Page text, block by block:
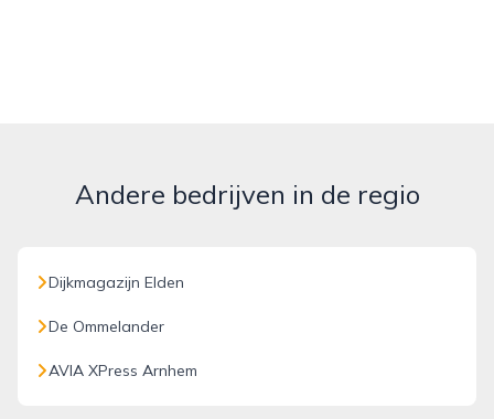
Andere bedrijven in de regio
Dijkmagazijn Elden
De Ommelander
AVIA XPress Arnhem